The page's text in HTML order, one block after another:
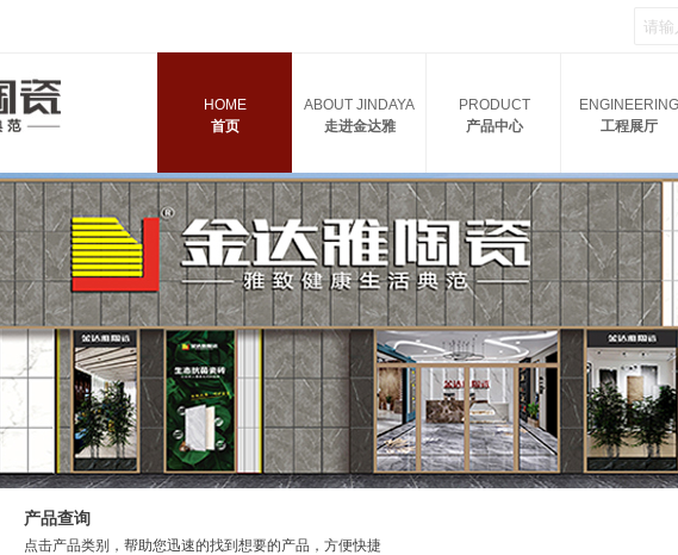
HOME
首页
ABOUT JINDAYA
走进金达雅
PRODUCT
产品中心
ENGINEERING
工程展厅
产品查询
点击产品类别，帮助您迅速的找到想要的产品，方便快捷